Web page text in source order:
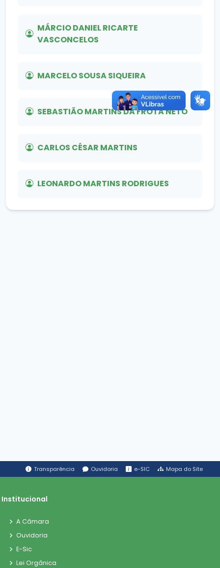
MÁRCIO DANIEL RICARTE
VASCONCELOS
MARCELO SOUSA SIQUEIRA
SEBASTIÃO MARTINS DA FROTA NETO
CARLOS CÉSAR MARTINS
LEONARDO MARTINS RODRIGUES
Transparência Ouvidoria e-SIC Mapa do Site
Institucional
A Câmara
Ouvidoria
E-Sic
Lei Orgânica